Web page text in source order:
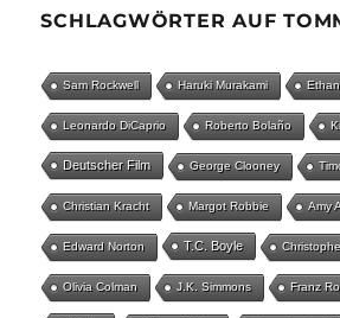
SCHLAGWÖRTER AUF
Sam Rockwell Haruki Murakami
Leonardo DiCaprio Roberto Bolaño
Deutscher Film George Clooney
Christian Kracht Margot Robbie Amy
Edward Norton T.C. Boyle
Olivia Colman J.K. Simmons Franz